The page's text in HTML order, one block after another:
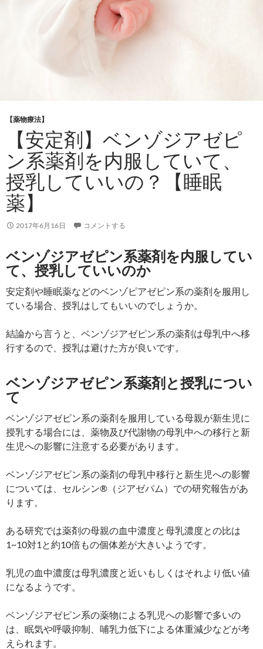
【薬物療法】
【安定剤】ベンゾジアゼピ
ン系薬剤を内服していて、
授乳していいの？【睡眠
薬】
2017年6月16日 コメントする
ベンゾジアゼピン系薬剤を内服してい
て、授乳していいのか
安定剤や睡眠薬などのベンゾピアゼピン系の薬剤を服用し
ている場合、授乳はしてもいいのでしょうか。
結論から言うと、ベンゾジアゼピン系の薬剤は母乳中へ移
行するので、授乳は避けた方が良いです。
ベンゾジアゼピン系薬剤と授乳につい
て
ベンゾジアゼピン系の薬剤を服用している母親が新生児に
授乳する場合には、薬物及び代謝物の母乳中への移行と新
生児への影響に注意する必要があります。
ベンゾジアゼピン系の薬剤の母乳中移行と新生児への影響
については、セルシン®（ジアゼパム）での研究報告があ
ります。
ある研究では薬剤の母親の血中濃度と母乳濃度との比は
1~10対1と約10倍もの個体差が大きいようです。
乳児の血中濃度は母乳濃度と近いもしくはそれより低い値
になるようです。
ベンゾジアゼピン系の薬物による乳児への影響で多いの
は、眠気や呼吸抑制、哺乳力低下による体重減少などが考
えられます。